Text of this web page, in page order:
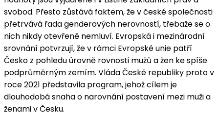
svobod. Přesto zůstává faktem, že v české společnosti
přetrvává řada genderových nerovností, třebaže se o
nich nikdy otevřeně nemluví. Evropská i mezinárodní
srovnání potvrzují, že v rámci Evropské unie patří
Česko z pohledu úrovně rovnosti mužů a žen ke spíše
podprůměrným zemím. Vláda České republiky proto v
roce 2021 představila program, jehož cílem je
dlouhodobá snaha o narovnání postavení mezi muži a
ženami v Česku.